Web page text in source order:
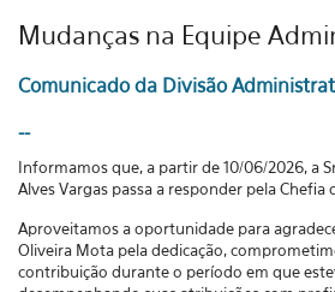
Mudanças na Equipe
Comunicado da Divisão
--
Informamos que, a partir de 10/06/2026, a
Alves Vargas passa a responder pela Chefia
Aproveitamos a oportunidade para
Oliveira Mota pela dedicação,
contribuição durante o período em que